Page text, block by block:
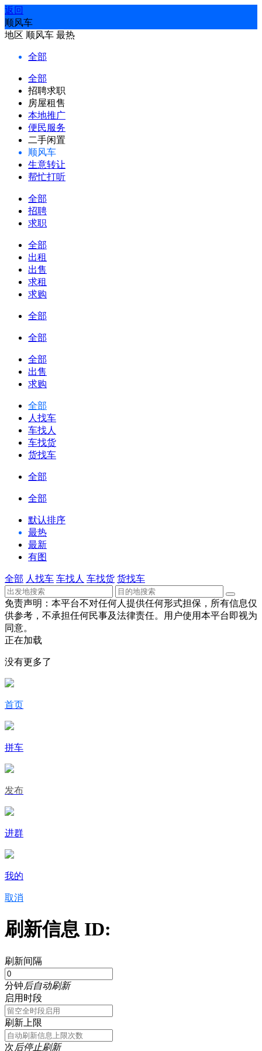
返回
顺风车
地区 顺风车 最热
全部
全部
招聘求职
房屋租售
本地推广
便民服务
二手闲置
顺风车
生意转让
帮忙打听
全部
招聘
求职
全部
出租
出售
求租
求购
全部
全部
全部
出售
求购
全部
人找车
车找人
车找货
货找车
全部
全部
默认排序
最热
最新
有图
全部 人找车 车找人 车找货 货找车
免责声明：本平台不对任何人提供任何形式担保，所有信息仅
供参考，不承担任何民事及法律责任。用户使用本平台即视为
同意。
正在加载
没有更多了
首页
拼车
发布
进群
我的
取消
刷新信息 ID:
刷新间隔
分钟后自动刷新
启用时段
刷新上限
次后停止刷新